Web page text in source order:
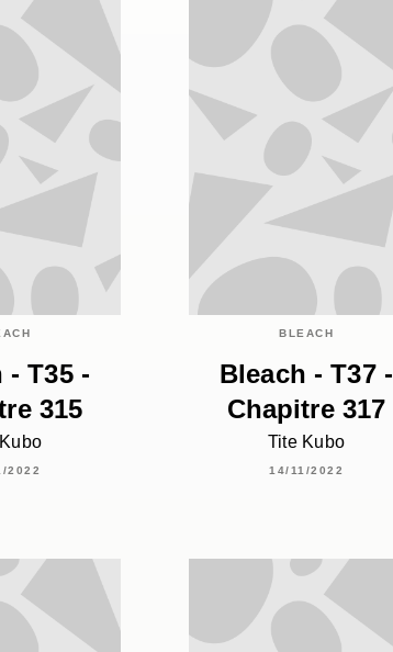
- T35 -
315
2022
BLEACH
Bleach - T37 -
Chapitre 317
Tite Kubo
14/11/2022